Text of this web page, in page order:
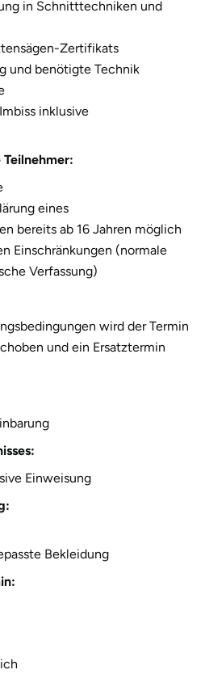
in Schnitttechniken und
Zertifikats
und benötigte Technik
inklusive
eines
bereits ab 16 Jahren möglich
Einschränkungen (normale
Verfassung)
wird der Termin
und ein Ersatztermin
Einweisung
Bekleidung